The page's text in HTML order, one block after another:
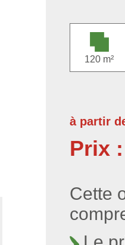
120 m²
à partir
Prix
Cette